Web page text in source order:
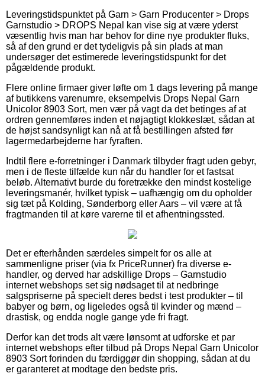
Leveringstidspunktet på Garn > Garn Producenter > Drops
Garnstudio > DROPS Nepal kan vise sig at være yderst
væsentlig hvis man har behov for dine nye produkter fluks,
så af den grund er det tydeligvis på sin plads at man
undersøger det estimerede leveringstidspunkt for det
pågældende produkt.
Flere online firmaer giver løfte om 1 dags levering på mange
af butikkens varenumre, eksempelvis Drops Nepal Garn
Unicolor 8903 Sort, men vær på vagt da det betinges af at
ordren gennemføres inden et nøjagtigt klokkeslæt, sådan at
de højst sandsynligt kan nå at få bestillingen afsted før
lagermedarbejderne har fyraften.
Indtil flere e-forretninger i Danmark tilbyder fragt uden gebyr,
men i de fleste tilfælde kun når du handler for et fastsat
beløb. Alternativt burde du foretrække den mindst kostelige
leveringsmanér, hvilket typisk – uafhængig om du opholder
sig tæt på Kolding, Sønderborg eller Aars – vil være at få
fragtmanden til at køre varerne til et afhentningssted.
Det er efterhånden særdeles simpelt for os alle at
sammenligne priser (via fx PriceRunner) fra diverse e-
handler, og derved har adskillige Drops – Garnstudio
internet webshops set sig nødsaget til at nedbringe
salgspriserne på specielt deres bedst i test produkter – til
babyer og børn, og ligeledes også til kvinder og mænd –
drastisk, og endda nogle gange yde fri fragt.
Derfor kan det trods alt være lønsomt at udforske et par
internet webshops efter tilbud på Drops Nepal Garn Unicolor
8903 Sort forinden du færdiggør din shopping, sådan at du
er garanteret at modtage den bedste pris.